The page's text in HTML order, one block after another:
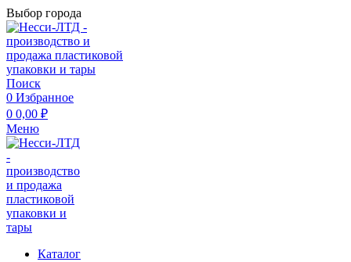
Выбор города
Поиск
0 Избранное
0 0,00 ₽
Меню
Каталог